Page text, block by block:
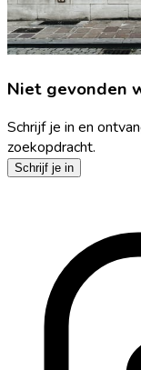
Niet gevonden
Schrijf je in en
zoekopdracht.
Schrijf je in